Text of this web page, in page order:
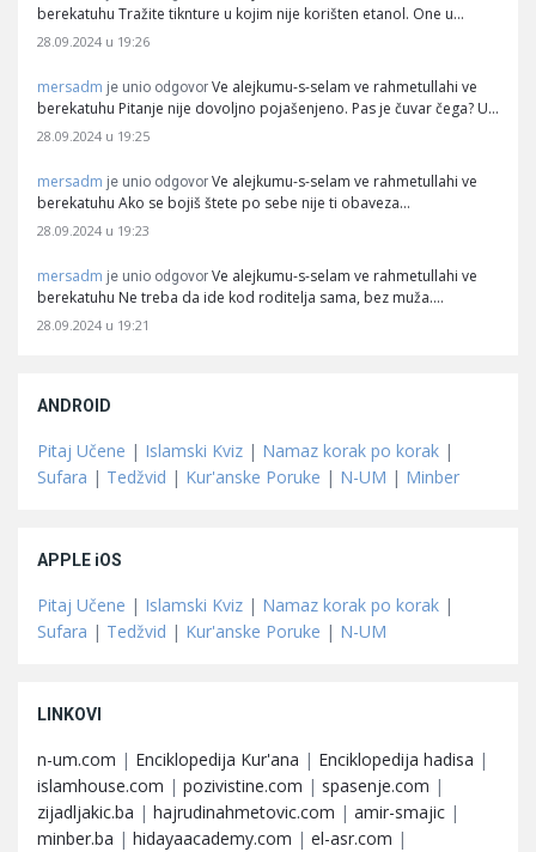
berekatuhu Tražite tiknture u kojim nije korišten etanol. One u…
28.09.2024 u 19:26
mersadm je unio odgovor Ve alejkumu-s-selam ve rahmetullahi ve
berekatuhu Pitanje nije dovoljno pojašenjeno. Pas je čuvar čega? U…
28.09.2024 u 19:25
mersadm je unio odgovor Ve alejkumu-s-selam ve rahmetullahi ve
berekatuhu Ako se bojiš štete po sebe nije ti obaveza…
28.09.2024 u 19:23
mersadm je unio odgovor Ve alejkumu-s-selam ve rahmetullahi ve
berekatuhu Ne treba da ide kod roditelja sama, bez muža.…
28.09.2024 u 19:21
ANDROID
Pitaj Učene | Islamski Kviz | Namaz korak po korak |
Sufara | Tedžvid | Kur'anske Poruke | N-UM | Minber
APPLE iOS
Pitaj Učene | Islamski Kviz | Namaz korak po korak |
Sufara | Tedžvid | Kur'anske Poruke | N-UM
LINKOVI
n-um.com | Enciklopedija Kur'ana | Enciklopedija hadisa |
islamhouse.com | pozivistine.com | spasenje.com |
zijadljakic.ba | hajrudinahmetovic.com | amir-smajic |
minber.ba | hidayaacademy.com | el-asr.com |